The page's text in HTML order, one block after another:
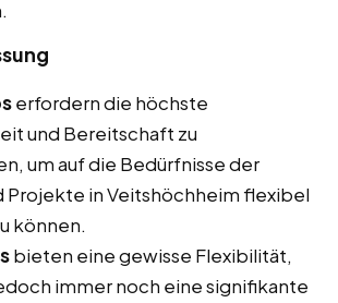
erfordern die höchste
und Bereitschaft zu
um auf die Bedürfnisse der
Projekte in Veitshöchheim flexibel
können.
bieten eine gewisse Flexibilität,
immer noch eine signifikante